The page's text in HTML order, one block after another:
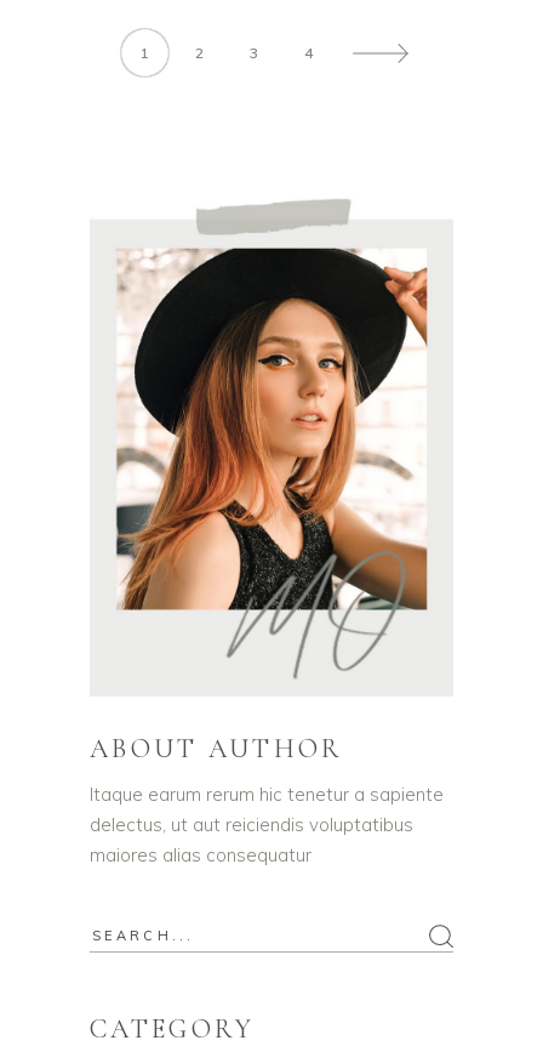
1 2 3 4
ABOUT AUTHOR
Itaque earum rerum hic tenetur a sapiente
delectus, ut aut reiciendis voluptatibus
maiores alias consequatur
CATEGORY